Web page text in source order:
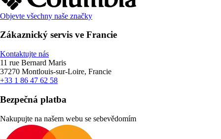
Objevte všechny naše značky
Zákaznický servis ve Francie
Kontaktujte nás
11 rue Bernard Maris
37270 Montlouis-sur-Loire, Francie
+33 1 86 47 62 58
Bezpečná platba
Nakupujte na našem webu se sebevědomím